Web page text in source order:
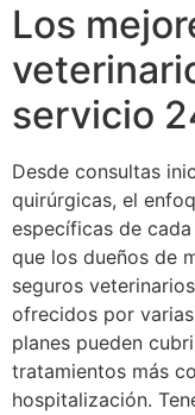
Los
servicio
Desde consultas
quirúrgicas, el
específicas de
que los dueños de
seguros
ofrecidos por
planes pueden
tratamientos más
hospitalización.